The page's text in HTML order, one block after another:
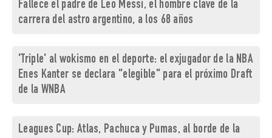
Fallece el padre de Leo Messi, el hombre clave de la
carrera del astro argentino, a los 68 años
'Triple' al wokismo en el deporte: el exjugador de la NBA
Enes Kanter se declara "elegible" para el próximo Draft
de la WNBA
Leagues Cup: Atlas, Pachuca y Pumas, al borde de la